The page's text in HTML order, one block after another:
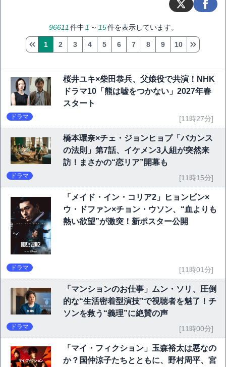
96611 件中 1 ～ 15件を表示しています。
1 2 3 4 5 6 7 8 9 10
桜井ユキ×柴田恭兵、父娘役で共演！NHK
ドラマ10「熊は嘘をつかない」2027年春
スタート
ドラマ [11時27分]
橋本環奈×チェ・ジョンヒョプ「バカンス
の法則」第7話、イケメン3人組が突然来
訪！まさかの“恋リア”開幕も
ドラマ [11時15分]
「メイド・イン・コリア2」ヒョンビン×
ウ・ドファン×チョン・ウソン、“血よりも
熱い欲望”が激突！新ポスター公開
ドラマ [11時01分]
「マンションのお仕事」ムン・ソリ、圧倒
的な“生活密着型演技”で視聴者を魅了！チ
ソンを救う“義理”に絶賛の声
ドラマ [11時00分]
「マイ・フィクション」玉森裕太は悪なの
か？国仲涼子たちとともに、野村周平、宮